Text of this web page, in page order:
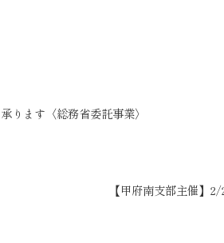
ります〈総務省委託事業〉
【甲府南支部主催】